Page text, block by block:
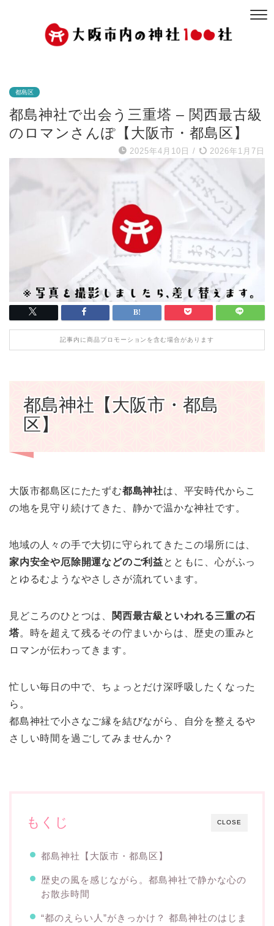
都島区
都島神社で出会う三重塔 – 関西最古級
のロマンさんぽ【大阪市・都島区】
2025年4月10日 / 2026年1月7日
記事内に商品プロモーションを含む場合があります
都島神社【大阪市・都島
区】
大阪市都島区にたたずむ都島神社は、平安時代からこ
の地を見守り続けてきた、静かで温かな神社です。
地域の人々の手で大切に守られてきたこの場所には、
家内安全や厄除開運などのご利益とともに、心がふっ
とゆるむようなやさしさが流れています。
見どころのひとつは、
関西最古級といわれる三重の石
塔。時を超えて残るその佇まいからは、歴史の重みと
ロマンが伝わってきます。
忙しい毎日の中で、ちょっとだけ深呼吸したくなった
ら。
都島神社で小さなご縁を結びながら、自分を整えるや
さしい時間を過ごしてみませんか？
CLOSE
もくじ
都島神社【大阪市・都島区】
歴史の風を感じながら。都島神社で静かな心の
お散歩時間
“都のえらい人”がきっかけ？ 都島神社のはじま